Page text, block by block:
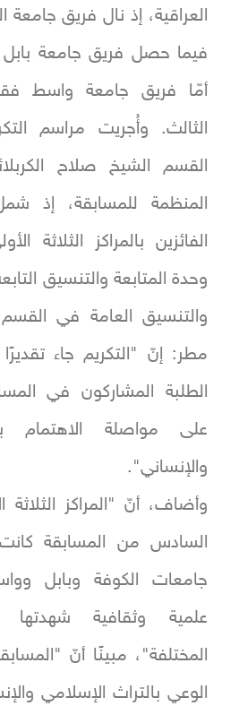
العراقية، إذ نال فريق جامعة
فيما حصل فريق جامعة بابل
أمّا فريق جامعة واسط
الثالث. وأُجريت مراسم
القسم الشيخ صلاح
المنظمة للمسابقة، إذ
الفائزين بالمراكز الثلاثة
وحدة المتابعة والتنسيق
والتنسيق العامة في
مطر: إنّ "التكريم جاء تقديرًا
الطلبة المشاركون في
على مواصلة الاهتمام
والإنساني".
وأضاف، أنّ "المراكز
السادس من المسابقة
جامعات الكوفة وبابل
علمية وثقافية شهدتها
المختلفة"، مبينًا أنّ
الوعي بالتراث الإسلامي